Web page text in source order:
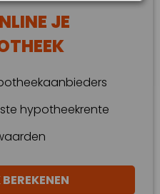
JE
hypotheekrente